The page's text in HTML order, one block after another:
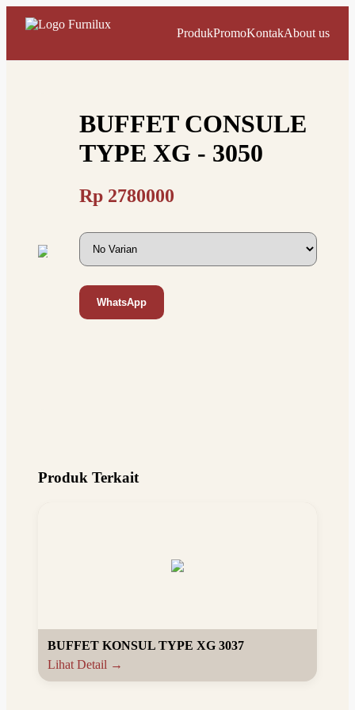
ProdukPromoKontakAbout us
BUFFET CONSULE
TYPE XG - 3050
Rp 2780000
WhatsApp
Produk Terkait
BUFFET KONSUL TYPE XG 3037
Lihat Detail →